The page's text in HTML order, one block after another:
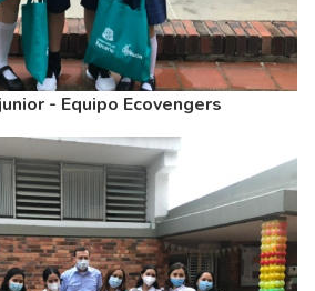
- Equipo Ecovengers